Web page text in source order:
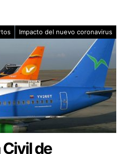
Impacto del nuevo coronavirus
de